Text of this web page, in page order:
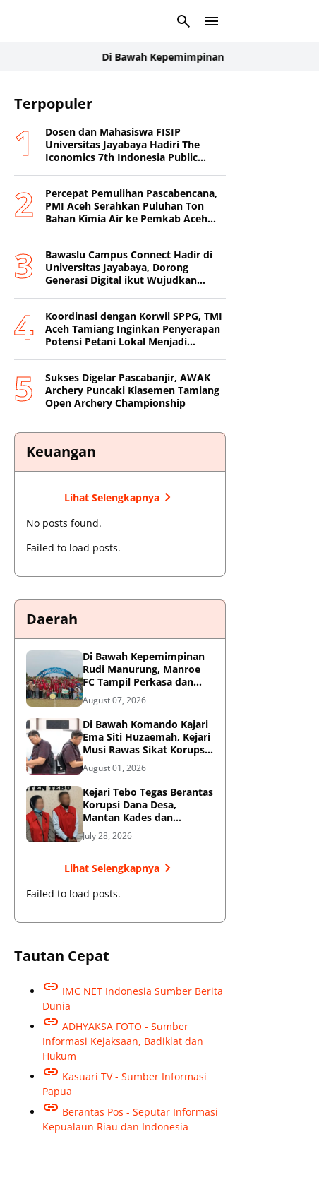
Di Bawah Kepemimpinan Rudi Manurung,
Terpopuler
Dosen dan Mahasiswa FISIP
Universitas Jayabaya Hadiri The
Iconomics 7th Indonesia Public
Percepat Pemulihan Pascabencana,
PMI Aceh Serahkan Puluhan Ton
Bahan Kimia Air ke Pemkab Aceh
Bawaslu Campus Connect Hadir di
Universitas Jayabaya, Dorong
Generasi Digital ikut Wujudkan
Koordinasi dengan Korwil SPPG, TMI
Aceh Tamiang Inginkan Penyerapan
Potensi Petani Lokal Menjadi
Sukses Digelar Pascabanjir, AWAK
Archery Puncaki Klasemen Tamiang
Open Archery Championship
Keuangan
Lihat Selengkapnya
No posts found.
Failed to load posts.
Daerah
Di Bawah Kepemimpinan
Rudi Manurung, Manroe
FC Tampil Perkasa dan
Juarai Piala Soeratin U-15
Zona Riau
August 07, 2026
Di Bawah Komando Kajari
Ema Siti Huzaemah, Kejari
Musi Rawas Sikat Korupsi
Dana Sawit, Negara
Selamatkan Rp1,26 Miliar
August 01, 2026
Kejari Tebo Tegas Berantas
Korupsi Dana Desa,
Mantan Kades dan
Bendahara Resmi Jadi
Tersangka
July 28, 2026
Lihat Selengkapnya
Failed to load posts.
Tautan Cepat
IMC NET Indonesia Sumber Berita
Dunia
ADHYAKSA FOTO - Sumber
Informasi Kejaksaan, Badiklat dan
Hukum
Kasuari TV - Sumber Informasi
Papua
Berantas Pos - Seputar Informasi
Kepualaun Riau dan Indonesia